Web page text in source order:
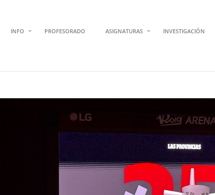
INFO PROFESORADO ASIGNATURAS INVESTIGACIÓN